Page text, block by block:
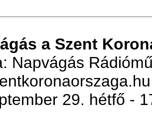
a Szent
Napvágás
29. hétfő -